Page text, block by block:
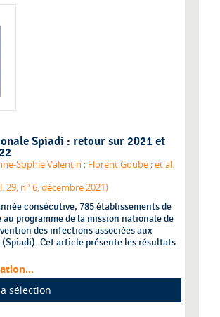
Spiadi : retour sur 2021 et
Sophie Valentin ; Florent Goube ;et al.
29, n° 6, décembre 2021)
consécutive, 785 établissements de
programme de la mission nationale de
des infections associées aux
Cet article présente les résultats
sélection